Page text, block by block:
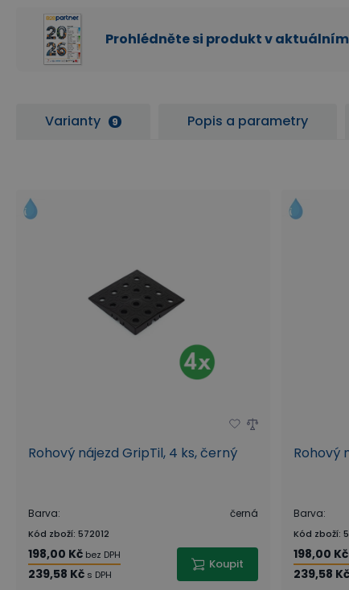
Prohlédněte si produkt v
Varianty 9 Popis a parametry
Rohový nájezd GripTil, 4 ks, černý
Barva: černá
Kód zboží: 572012
198,00 Kč bez DPH
239,58 Kč s DPH
Koupit
Rohový
Barva:
Kód zboží:
198,00 Kč
239,58 Kč